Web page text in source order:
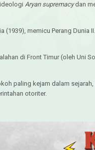
Aryan supremacydan
(1939), memicu Perang Dunia
di Front Timur (oleh Uni
paling kejam dalam
otoriter.